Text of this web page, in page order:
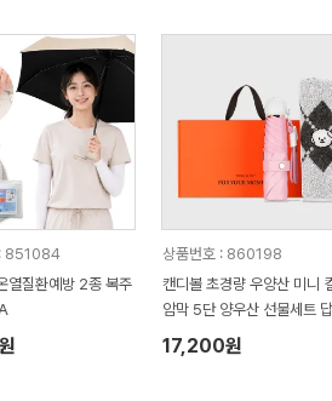
851084
열질환예방 2종 복주
상품번호 : 860198
캔디볼 초경량 우양산 미니
암막 5단 양우산 선물세트
품+무한타올세트 푸들이
50g 수건세트
17,200원